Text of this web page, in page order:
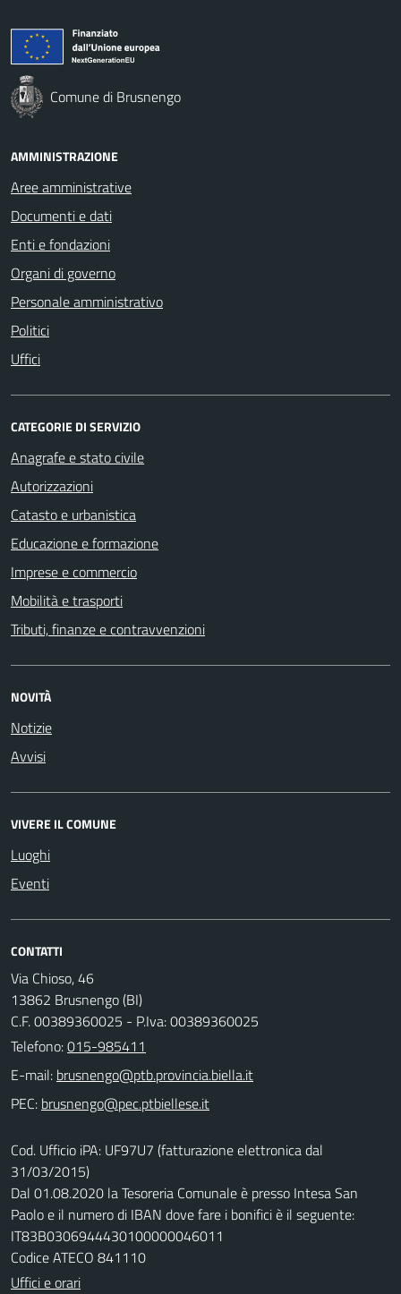
Comune di Brusnengo
AMMINISTRAZIONE
Aree amministrative
Documenti e dati
Enti e fondazioni
Organi di governo
Personale amministrativo
Politici
Uffici
CATEGORIE DI SERVIZIO
Anagrafe e stato civile
Autorizzazioni
Catasto e urbanistica
Educazione e formazione
Imprese e commercio
Mobilità e trasporti
Tributi, finanze e contravvenzioni
NOVITÀ
Notizie
Avvisi
VIVERE IL COMUNE
Luoghi
Eventi
CONTATTI
Via Chioso, 46
13862 Brusnengo (BI)
C.F. 00389360025 - P.Iva: 00389360025
Telefono:015-985411
E-mail:
PEC:
Cod. Ufficio iPA: UF97U7 (fatturazione elettronica dal
31/03/2015)
Dal 01.08.2020 la Tesoreria Comunale è presso Intesa San
Paolo e il numero di IBAN dove fare i bonifici è il seguente:
IT83B0306944430100000046011
Codice ATECO 841110
Uffici e orari